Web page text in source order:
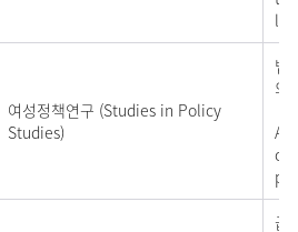
여성정책연구 (Studies in Policy
Studies)
법
의
on
급